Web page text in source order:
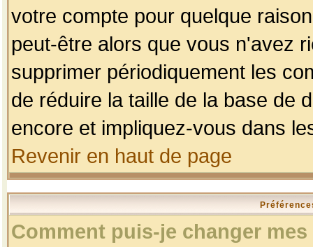
votre compte pour quelque
peut-être alors que vous n'avez
supprimer périodiquement les
de réduire la taille de la base de
encore et impliquez-vous dans
Revenir en haut de page
Comment puis-je changer